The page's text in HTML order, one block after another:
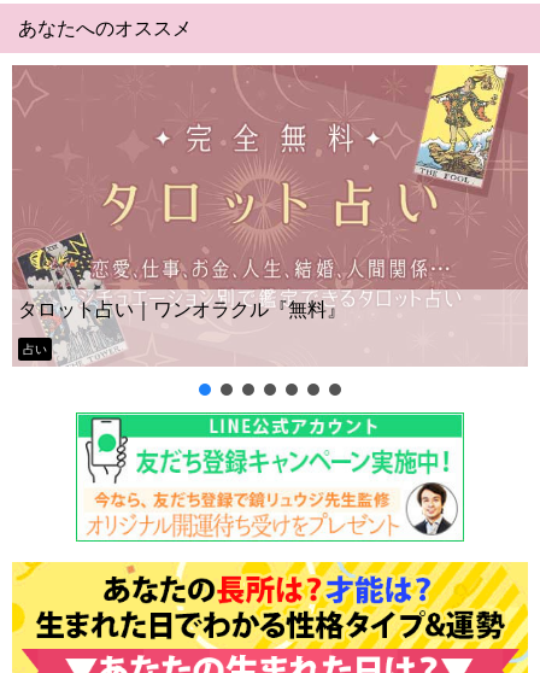
あなたへのオススメ
Yes No占い｜無料タロット◆私の質問の答えはイエ
ー？
タロット占い